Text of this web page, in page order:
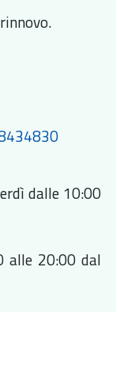
dalle 10:00
alle 20:00 dal